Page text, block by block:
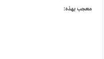
معجب بهذه: